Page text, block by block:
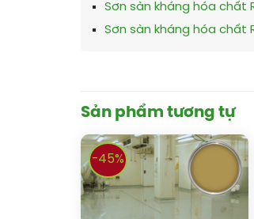
Sơn sàn kháng hóa chất
Sơn sàn kháng hóa chất
Sản phẩm tương tự
-45%